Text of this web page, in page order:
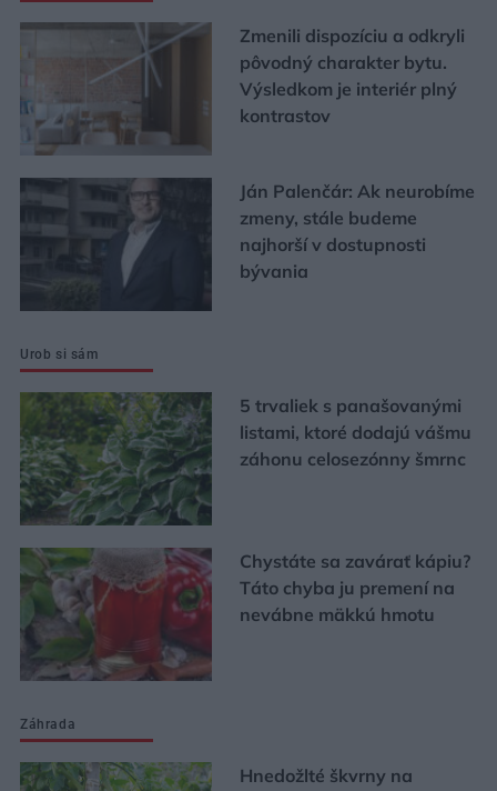
Zmenili dispozíciu a odkryli
pôvodný charakter bytu.
Výsledkom je interiér plný
kontrastov
Ján Palenčár: Ak neurobíme
zmeny, stále budeme
najhorší v dostupnosti
bývania
Urob si sám
5 trvaliek s panašovanými
listami, ktoré dodajú vášmu
záhonu celosezónny šmrnc
Chystáte sa zavárať kápiu?
Táto chyba ju premení na
nevábne mäkkú hmotu
Záhrada
Hnedožlté škvrny na